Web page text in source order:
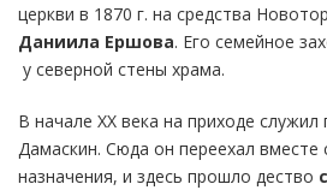
церкви в 1870 г. на средства
Даниила Ершова. Его семейное
у северной стены храма.
В начале XX века на приходе
Дамаскин. Сюда он переехал вместе
назначения, и здесь прошло дество